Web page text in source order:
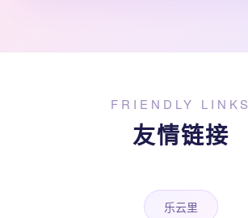
FRIENDLY LINKS
友情链接
乐云里